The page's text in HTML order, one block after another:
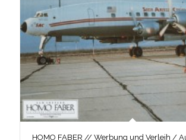
HOMO FABER // Werbung und Verleih /